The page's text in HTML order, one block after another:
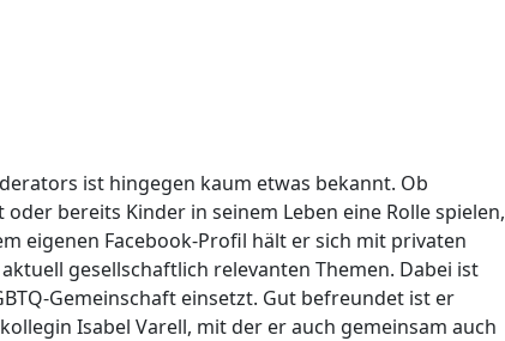
ist hingegen kaum etwas bekannt. Ob
bereits Kinder in seinem Leben eine Rolle spielen,
eigenen Facebook-Profil hält er sich mit privaten
gesellschaftlich relevanten Themen. Dabei ist
Gemeinschaft einsetzt. Gut befreundet ist er
Isabel Varell, mit der er auch gemeinsam auch